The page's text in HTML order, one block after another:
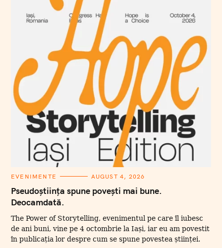
C
T
E
G
R
I
I
EVENIMENTE AUGUST 4, 2026
Pseudoștiința spune povești mai bune.
Deocamdată.
The Power of Storytelling, evenimentul pe care îl iubesc
de ani buni, vine pe 4 octombrie la Iași, iar eu am povestit
în publicația lor despre cum se spune povestea științei.